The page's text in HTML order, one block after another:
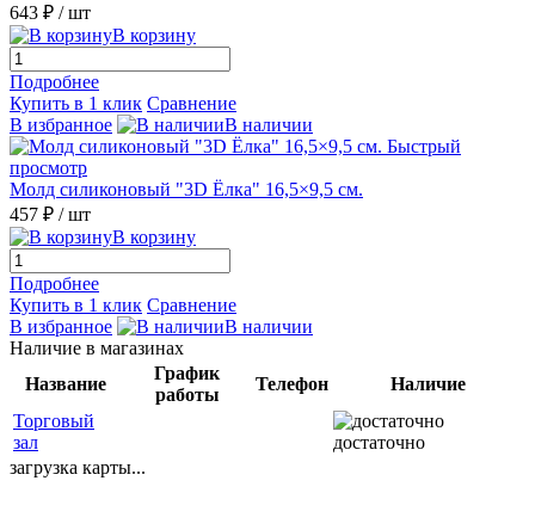
643 ₽ / шт
В корзину
Подробнее
Купить в 1 клик Сравнение
В избранное
В наличии
Быстрый
просмотр
Молд силиконовый "3D Ёлка" 16,5×9,5 см.
457 ₽ / шт
В корзину
Подробнее
Купить в 1 клик Сравнение
В избранное
В наличии
Наличие в магазинах
Название
График
работы
Телефон
Наличие
Торговый
зал
достаточно
загрузка карты...